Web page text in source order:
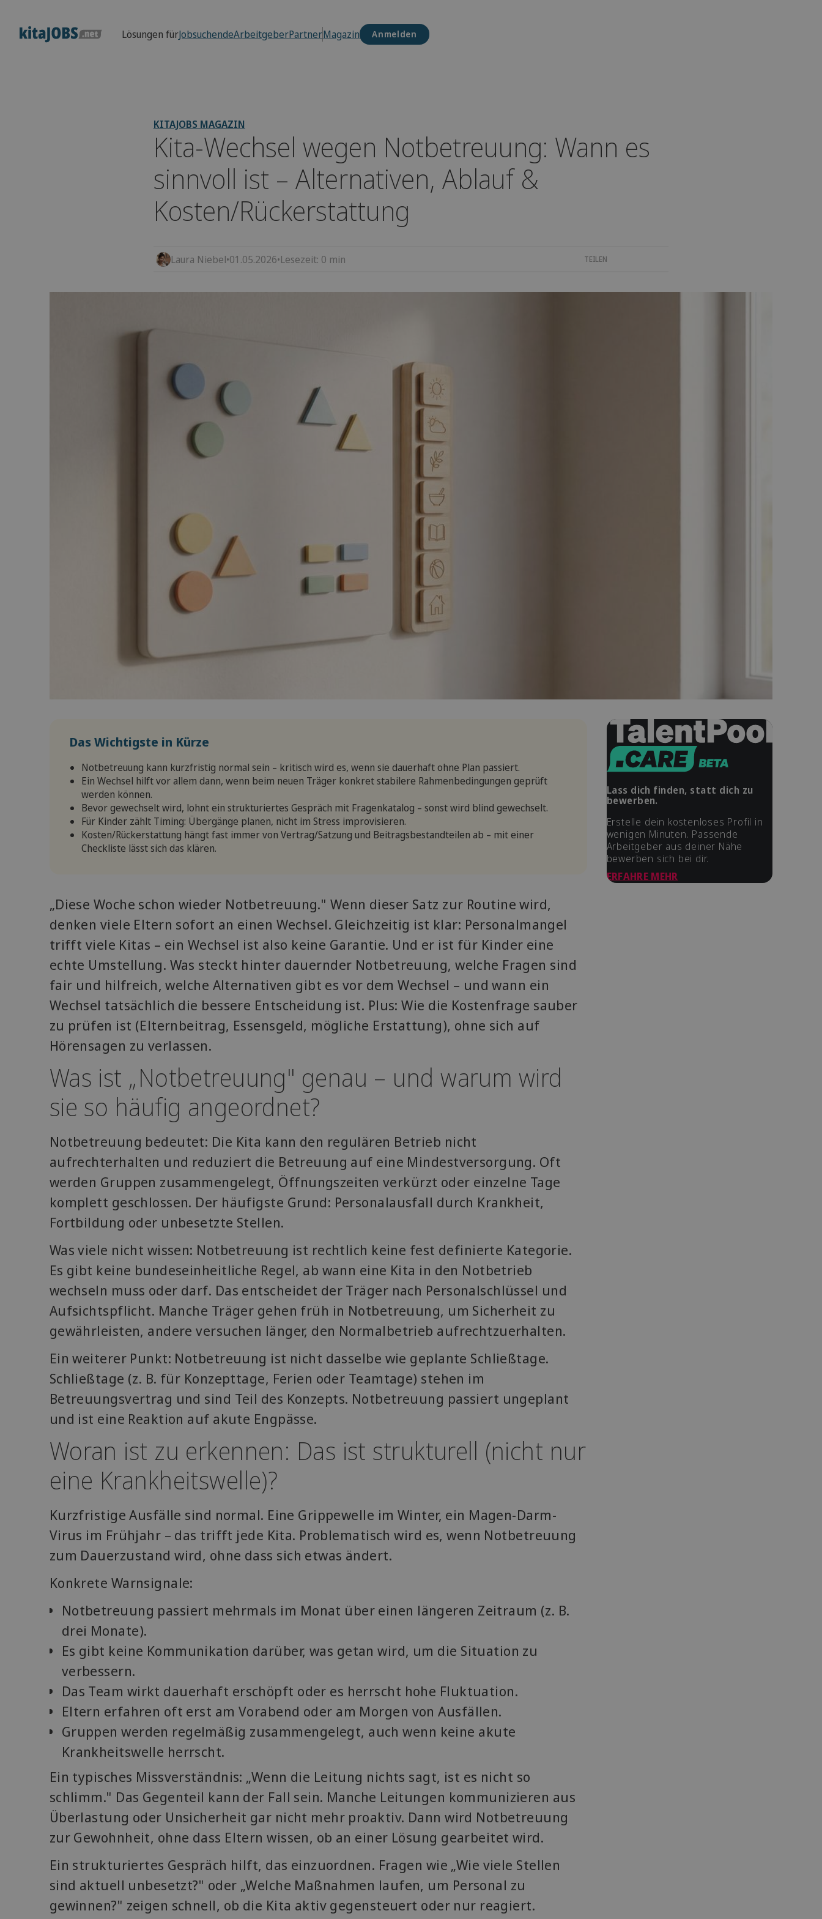
Lösungen fürJobsuchendeArbeitgeberPartnerMagazin Anmelden
KITAJOBS MAGAZIN
Kita-Wechsel wegen Notbetreuung: Wann es
sinnvoll ist – Alternativen, Ablauf &
Kosten/Rückerstattung
Laura Niebel•01.05.2026•Lesezeit: 0 min TEILEN
Das Wichtigste in Kürze
Notbetreuung kann kurzfristig normal sein – kritisch wird es, wenn sie dauerhaft ohne Plan passiert.
Ein Wechsel hilft vor allem dann, wenn beim neuen Träger konkret stabilere Rahmenbedingungen geprüft
werden können.
Bevor gewechselt wird, lohnt ein strukturiertes Gespräch mit Fragenkatalog – sonst wird blind gewechselt.
Für Kinder zählt Timing: Übergänge planen, nicht im Stress improvisieren.
Kosten/Rückerstattung hängt fast immer von Vertrag/Satzung und Beitragsbestandteilen ab – mit einer
Checkliste lässt sich das klären.
„Diese Woche schon wieder Notbetreuung." Wenn dieser Satz zur Routine wird,
denken viele Eltern sofort an einen Wechsel. Gleichzeitig ist klar: Personalmangel
trifft viele Kitas – ein Wechsel ist also keine Garantie. Und er ist für Kinder eine
echte Umstellung. Was steckt hinter dauernder Notbetreuung, welche Fragen sind
fair und hilfreich, welche Alternativen gibt es vor dem Wechsel – und wann ein
Wechsel tatsächlich die bessere Entscheidung ist. Plus: Wie die Kostenfrage sauber
zu prüfen ist (Elternbeitrag, Essensgeld, mögliche Erstattung), ohne sich auf
Hörensagen zu verlassen.
Was ist „Notbetreuung" genau – und warum wird
sie so häufig angeordnet?
Notbetreuung bedeutet: Die Kita kann den regulären Betrieb nicht
aufrechterhalten und reduziert die Betreuung auf eine Mindestversorgung. Oft
werden Gruppen zusammengelegt, Öffnungszeiten verkürzt oder einzelne Tage
komplett geschlossen. Der häufigste Grund: Personalausfall durch Krankheit,
Fortbildung oder unbesetzte Stellen.
Was viele nicht wissen: Notbetreuung ist rechtlich keine fest definierte Kategorie.
Es gibt keine bundeseinheitliche Regel, ab wann eine Kita in den Notbetrieb
wechseln muss oder darf. Das entscheidet der Träger nach Personalschlüssel und
Aufsichtspflicht. Manche Träger gehen früh in Notbetreuung, um Sicherheit zu
gewährleisten, andere versuchen länger, den Normalbetrieb aufrechtzuerhalten.
Ein weiterer Punkt: Notbetreuung ist nicht dasselbe wie geplante Schließtage.
Schließtage (z. B. für Konzepttage, Ferien oder Teamtage) stehen im
Betreuungsvertrag und sind Teil des Konzepts. Notbetreuung passiert ungeplant
und ist eine Reaktion auf akute Engpässe.
Woran ist zu erkennen: Das ist strukturell (nicht nur
eine Krankheitswelle)?
Kurzfristige Ausfälle sind normal. Eine Grippewelle im Winter, ein Magen-Darm-
Virus im Frühjahr – das trifft jede Kita. Problematisch wird es, wenn Notbetreuung
zum Dauerzustand wird, ohne dass sich etwas ändert.
Konkrete Warnsignale:
Notbetreuung passiert mehrmals im Monat über einen längeren Zeitraum (z. B.
drei Monate).
Es gibt keine Kommunikation darüber, was getan wird, um die Situation zu
verbessern.
Das Team wirkt dauerhaft erschöpft oder es herrscht hohe Fluktuation.
Eltern erfahren oft erst am Vorabend oder am Morgen von Ausfällen.
Gruppen werden regelmäßig zusammengelegt, auch wenn keine akute
Krankheitswelle herrscht.
Ein typisches Missverständnis: „Wenn die Leitung nichts sagt, ist es nicht so
schlimm." Das Gegenteil kann der Fall sein. Manche Leitungen kommunizieren aus
Überlastung oder Unsicherheit gar nicht mehr proaktiv. Dann wird Notbetreuung
zur Gewohnheit, ohne dass Eltern wissen, ob an einer Lösung gearbeitet wird.
Ein strukturiertes Gespräch hilft, das einzuordnen. Fragen wie „Wie viele Stellen
sind aktuell unbesetzt?" oder „Welche Maßnahmen laufen, um Personal zu
gewinnen?" zeigen schnell, ob die Kita aktiv gegensteuert oder nur reagiert.
Lass dich finden, statt dich zu
bewerben.
Erstelle dein kostenloses Profil in
wenigen Minuten. Passende
Arbeitgeber aus deiner Nähe
bewerben sich bei dir.
ERFAHRE MEHR